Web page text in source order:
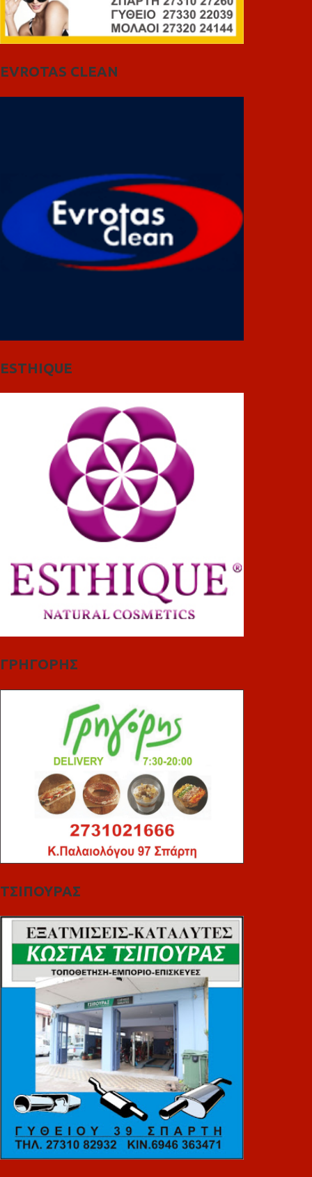
EVROTAS CLEAN
ESTHIQUE
ΓΡΗΓΟΡΗΣ
ΤΣΙΠΟΥΡΑΣ